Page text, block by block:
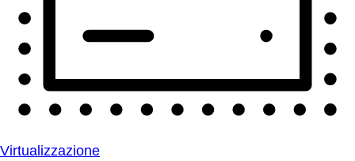
Virtualizzazione